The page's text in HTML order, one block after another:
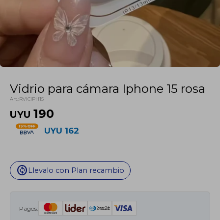
Vidrio para cámara Iphone 15 rosa
RVICIPH15
UYU 190
UYU 162
change_circle Llevalo con Plan recambio
Pagos: